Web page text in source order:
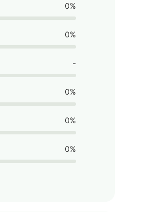
0%
0%
-
0%
0%
0%